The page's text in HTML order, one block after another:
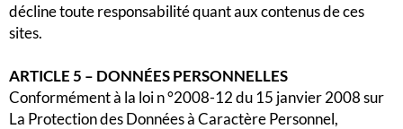
décline toute responsabilité quant aux contenus de ces
sites.
ARTICLE 5 – DONNÉES PERSONNELLES
Conformément à la loi n °2008-12 du 15 janvier 2008 sur
La Protection des Données à Caractère Personnel,